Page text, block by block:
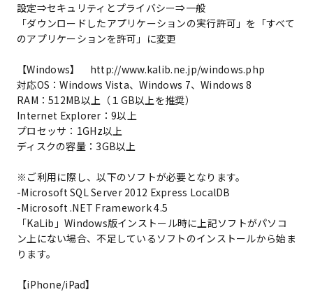
設定⇒セキュリティとプライバシー⇒一般
「ダウンロードしたアプリケーションの実行許可」を「すべて
のアプリケーションを許可」に変更
【Windows】 http://www.kalib.ne.jp/windows.php
対応OS：Windows Vista、Windows 7、Windows 8
RAM：512MB以上（１GB以上を推奨）
Internet Explorer：9以上
プロセッサ：1GHz以上
ディスクの容量：3GB以上
※ご利用に際し、以下のソフトが必要となります。
-Microsoft SQL Server 2012 Express LocalDB
-Microsoft .NET Framework 4.5
「KaLib」Windows版インストール時に上記ソフトがパソコ
ン上にない場合、不足しているソフトのインストールから始ま
ります。
【iPhone/iPad】